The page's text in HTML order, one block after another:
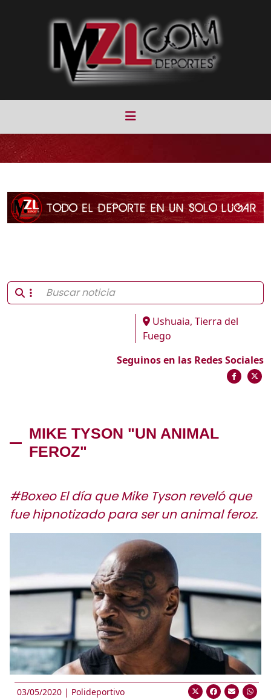
Ushuaia, Tierra del
Fuego
Seguinos en las Redes Sociales
MIKE TYSON "UN ANIMAL
FEROZ"
#Boxeo El día que Mike Tyson reveló que
fue hipnotizado para ser un animal feroz.
03/05/2020 | Polideportivo